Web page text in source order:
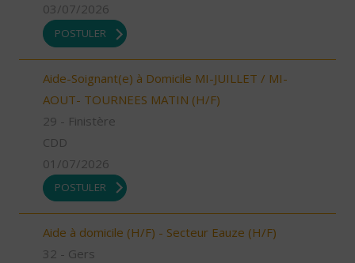
03/07/2026
POSTULER
Aide-Soignant(e) à Domicile MI-JUILLET / MI-
AOUT- TOURNEES MATIN (H/F)
29 - Finistère
CDD
01/07/2026
POSTULER
Aide à domicile (H/F) - Secteur Eauze (H/F)
32 - Gers